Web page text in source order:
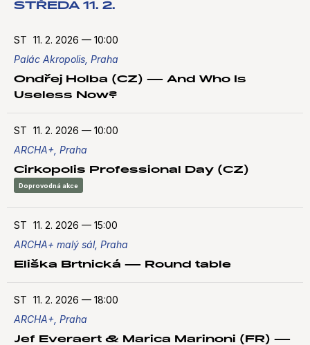
STŘEDA 11. 2.
ST 11. 2. 2026 — 10:00
Palác Akropolis, Praha
Ondřej Holba (CZ) — And Who Is
Useless Now?
ST 11. 2. 2026 — 10:00
ARCHA+, Praha
Cirkopolis Professional Day (CZ)
Doprovodná akce
ST 11. 2. 2026 — 15:00
ARCHA+ malý sál, Praha
Eliška Brtnická — Round table
ST 11. 2. 2026 — 18:00
ARCHA+, Praha
Jef Everaert & Marica Marinoni (FR) —